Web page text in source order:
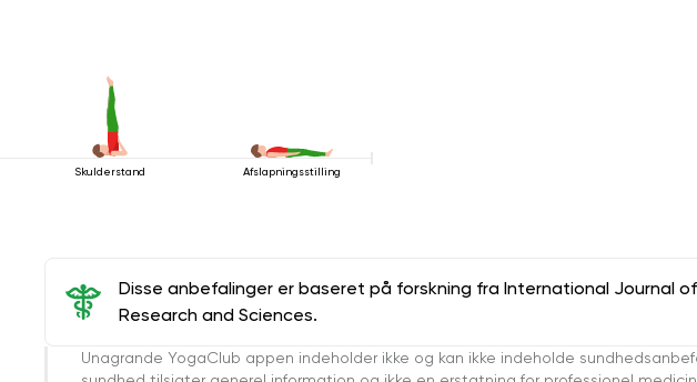
Skulderstand Afslapningsstilling
Disse anbefalinger er baseret på forskning fra International Journal
Research and Sciences.
Unagrande YogaClub appen indeholder ikke og kan ikke indeholde